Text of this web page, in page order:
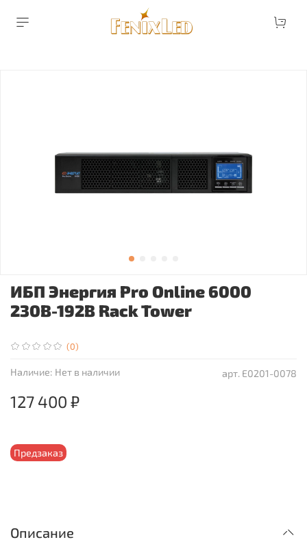
(0)
арт. Е0201-0078
Наличие: Нет в наличии
Предзаказ
ИБП Энергия Pro Online 6000
230В-192В Rack Tower
127 400 ₽
Описание